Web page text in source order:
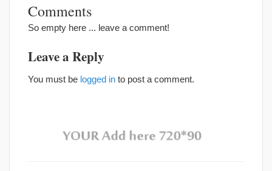
Comments
So empty here ... leave a comment!
Leave a Reply
You must be logged in to post a comment.